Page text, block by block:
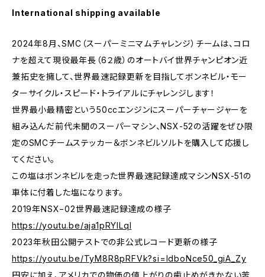
International shipping available
2024年8月、SMC（スーパーミニマムチャレンジ）チームは、コロ
ナを超えて現役最年長（6２歳）のオートバイ世界チャンピオン近
兼拓史を擁して、世界最速記録更新を目指してボンネビル・モー
ターサイクル・スピード・トライアルにチャレンジします！
世界最小最精密という50ccエンジンにスーパーチャージャーを
組み込んだ前代未聞のスーパーマシン、NSX-52の活躍をぜひ限
定のSMCチームステッカー＆ボンネビルソルトを購入して応援し
てください。
この塩はボンネビルを走った世界最速記録達成マシンNSX-51の
車体に付着した塩になります。
2019年NSX−02世界最速記録達成の様子
https://youtu.be/aja1pRYILqI
2023年秋田公開テストでの非公式レコード更新の様子
https://youtu.be/TyM8R8pRFVk?si=IdboNce50_giA_Zy
円安に加え、アメリカでの物価の値上がりの歯止めがきかない苦